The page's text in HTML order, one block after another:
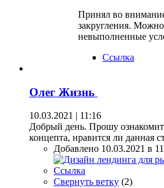
Принял во
закругления.
невыполненные
Ссылка
Олег Жизнь
10.03.2021 | 11:16
Добрый день. Прошу
концепта, нравится ли данная
Добавлено 10.03.2021 в
Ссылка
Свернуть ветку (2)